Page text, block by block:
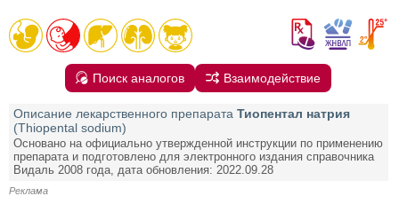
Поиск аналогов Взаимодействие
Описание лекарственного препарата Тиопентал натрия
(Thiopental sodium)
Основано на официально утвержденной инструкции по применению
препарата и подготовлено для электронного издания справочника
Видаль 2008 года, дата обновления: 2022.09.28
Реклама